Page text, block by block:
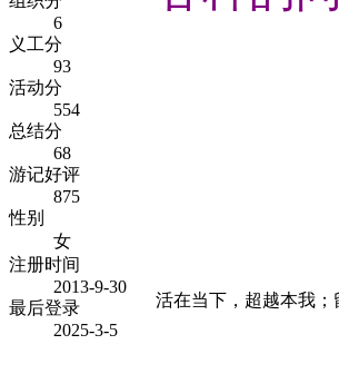
6
义工分
93
活动分
554
总结分
68
游记好评
875
性别
女
注册时间
2013-9-30
最后登录
2025-3-5
活在当下，超越本我